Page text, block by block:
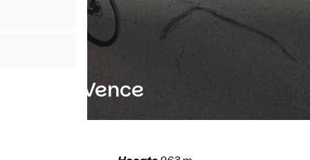
Col de Vence